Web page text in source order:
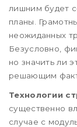
лишним будет
планы.
неожиданных
Безусловно,
но значить ли
решающим
Технологии
существенно
случае с